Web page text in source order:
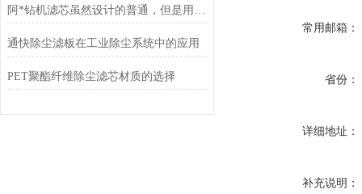
阿*钻机滤芯虽然设计的普通，但是用途重要啊
通快除尘滤板在工业除尘系统中的应用
PET聚酯纤维除尘滤芯材质的选择
常用邮箱：
省份：
详细地址：
补充说明：